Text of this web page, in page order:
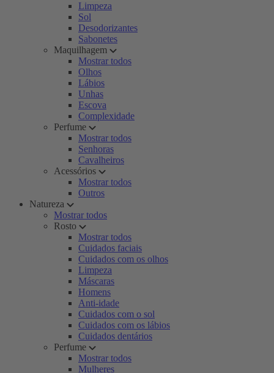
Limpeza
Sol
Desodorizantes
Sabonetes
Maquilhagem
Mostrar todos
Olhos
Lábios
Unhas
Escova
Complexidade
Perfume
Mostrar todos
Senhoras
Cavalheiros
Acessórios
Mostrar todos
Outros
Natureza
Mostrar todos
Rosto
Mostrar todos
Cuidados faciais
Cuidados com os olhos
Limpeza
Máscaras
Homens
Anti-idade
Cuidados com o sol
Cuidados com os lábios
Cuidados dentários
Perfume
Mostrar todos
Mulheres